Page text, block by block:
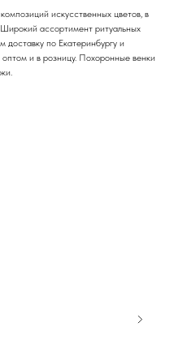
искусственных цветов, в
ассортимент ритуальных
доставку по Екатеринбургу и
и в розницу. Похоронные венки